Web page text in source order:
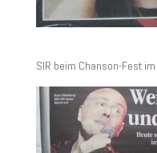
SIR beim Chanson-Fest im